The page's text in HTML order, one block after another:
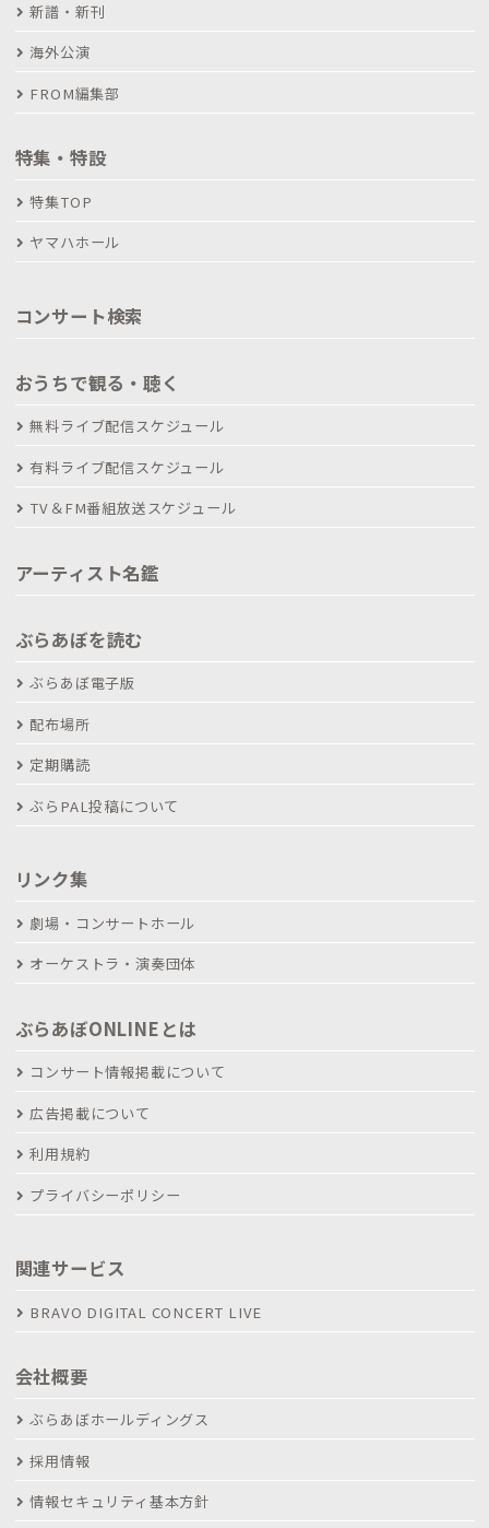
新譜・新刊
海外公演
FROM編集部
特集・特設
特集TOP
ヤマハホール
コンサート検索
おうちで観る・聴く
無料ライブ配信スケジュール
有料ライブ配信スケジュール
TV＆FM番組放送スケジュール
アーティスト名鑑
ぶらあぼを読む
ぶらあぼ電子版
配布場所
定期購読
ぶらPAL投稿について
リンク集
劇場・コンサートホール
オーケストラ・演奏団体
ぶらあぼONLINEとは
コンサート情報掲載について
広告掲載について
利用規約
プライバシーポリシー
関連サービス
BRAVO DIGITAL CONCERT LIVE
会社概要
ぶらあぼホールディングス
採用情報
情報セキュリティ基本方針